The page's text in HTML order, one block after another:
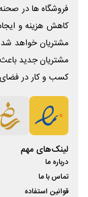
فروشگاه ها در
کاهش هزینه و
مشتریان خواهد
مشتریان جدید
کسب و کار در
لینک‌های مهم
درباره ما
تماس با ما
قوانین استفاده